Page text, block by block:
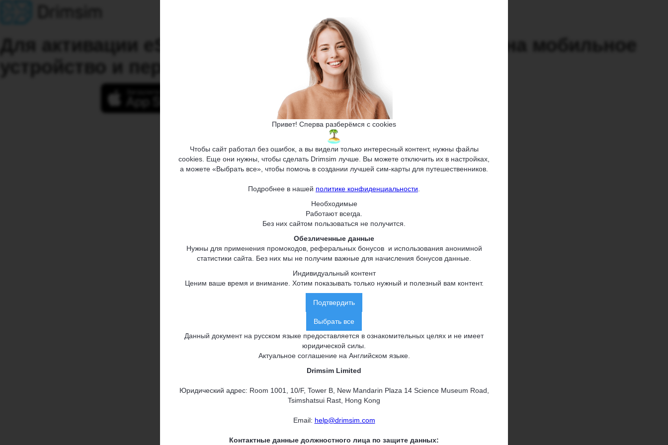
Для активации eSIM установите приложение Drimsim на мобильное
устройство и перейдите по этой же ссылке снова.
Привет! Сперва разберёмся с cookies
Чтобы сайт работал без ошибок, а вы видели только интересный контент, нужны файлы
cookies. Еще они нужны, чтобы сделать Drimsim лучше. Вы можете отключить их в настройках,
а можете «Выбрать все», чтобы помочь в создании лучшей сим-карты для путешественников.
Подробнее в нашей политике конфиденциальности.
Необходимые
Работают всегда.
Без них сайтом пользоваться не получится.
Обезличенные данные
Нужны для применения промокодов, реферальных бонусов и использования анонимной
статистики сайта. Без них мы не получим важные для начисления бонусов данные.
Индивидуальный контент
Ценим ваше время и внимание. Хотим показывать только нужный и полезный вам контент.
Подтвердить
Выбрать все
Данный документ на русском языке предоставляется в ознакомительных целях и не имеет
юридической силы.
Актуальное соглашение на Английском языке.
Drimsim Limited
Юридический адрес: Room 1001, 10/F, Tower B, New Mandarin Plaza 14 Science Museum Road,
Tsimshatsui Rast, Hong Kong
Email: help@drimsim.com
Контактные данные должностного лица по защите данных: